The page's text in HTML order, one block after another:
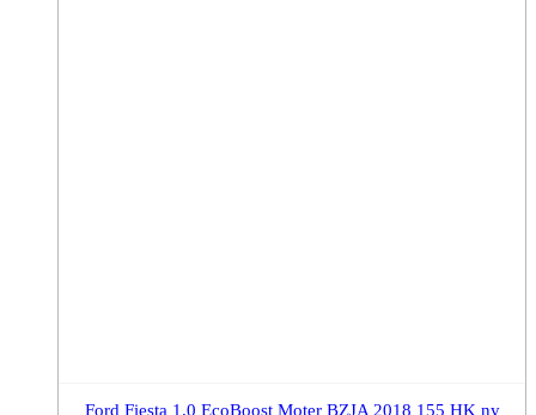
Ford Fiesta 1.0 EcoBoost Moter BZJA 2018 155 HK ny